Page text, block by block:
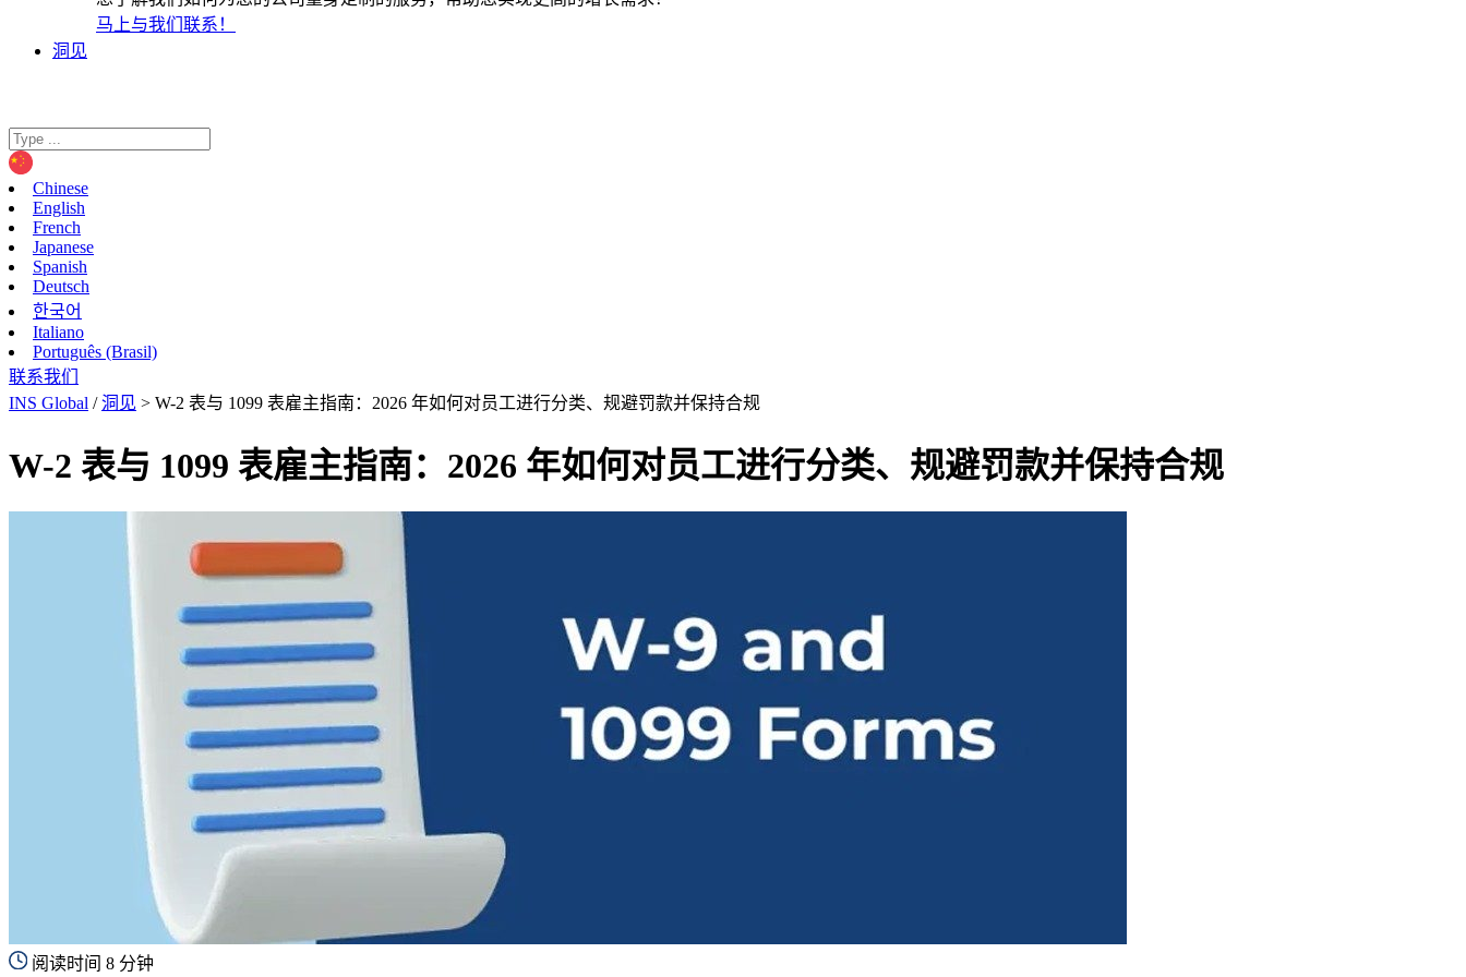
马上与我们联系！
洞见
Chinese
English
French
Japanese
Spanish
Deutsch
한국어
Italiano
Português (Brasil)
联系我们
INS Global /洞见 > W-2 表与 1099 表雇主指南：2026 年如何对员工进行分类、规避罚款并保持合规
W-2 表与 1099 表雇主指南：2026 年如何对员工进行分类、规避罚款并保持合规
阅读时间 8 分钟